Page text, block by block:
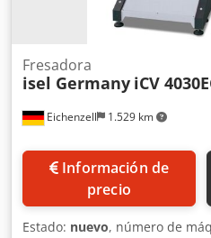
Eichenzell 1.529 km
Fresadora
isel Germany iCV
Información de
precio
Estado: nuevo, número de